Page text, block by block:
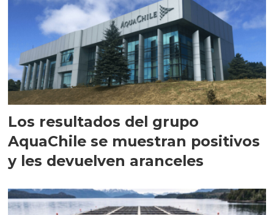
Los resultados del grupo
AquaChile se muestran positivos
y les devuelven aranceles